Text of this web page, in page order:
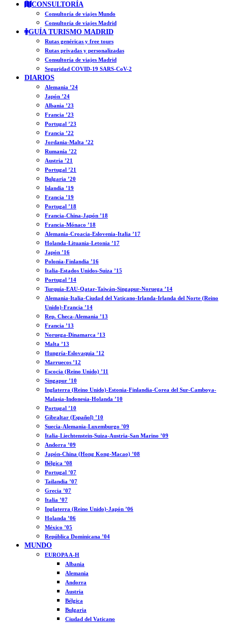
CONSULTORÍA
Consultoría de viajes Mundo
Consultoría de viajes Madrid
GUÍA TURISMO MADRID
Rutas genéricas y free tours
Rutas privadas y personalizadas
Consultoría de viajes Madrid
Seguridad COVID-19 SARS-CoV-2
DIARIOS
Alemania ’24
Japón ’24
Albania ’23
Francia ’23
Portugal ’23
Francia ’22
Jordania-Malta ’22
Rumanía ’22
Austria ’21
Portugal ’21
Bulgaria ’20
Islandia ’19
Francia ’19
Portugal ’18
Francia-China-Japón ’18
Francia-Mónaco ’18
Alemania-Croacia-Eslovenia-Italia ’17
Holanda-Lituania-Letonia ’17
Japón ’16
Polonia-Finlandia ’16
Italia-Estados Unidos-Suiza ’15
Portugal ’14
Turquía-EAU-Qatar-Taiwán-Singapur-Noruega ’14
Alemania-Italia-Ciudad del Vaticano-Irlanda-Irlanda del Norte (Reino
Unido)-Francia ’14
Rep. Checa-Alemania ’13
Francia ’13
Noruega-Dinamarca ’13
Malta ’13
Hungría-Eslovaquia ’12
Marruecos ’12
Escocia (Reino Unido) ’11
Singapur ’10
Inglaterra (Reino Unido)-Estonia-Finlandia-Corea del Sur-Camboya-
Malasia-Indonesia-Holanda ’10
Portugal ’10
Gibraltar (Español) ’10
Suecia-Alemania-Luxemburgo ’09
Italia-Liechtenstein-Suiza-Austria-San Marino ’09
Andorra ’09
Japón-China (Hong Kong-Macao) ’08
Bélgica ’08
Portugal ’07
Tailandia ’07
Grecia ’07
Italia ’07
Inglaterra (Reino Unido)-Japón ’06
Holanda ’06
México ’05
República Dominicana ’04
MUNDO
EUROPA A-H
Albania
Alemania
Andorra
Austria
Bélgica
Bulgaria
Ciudad del Vaticano